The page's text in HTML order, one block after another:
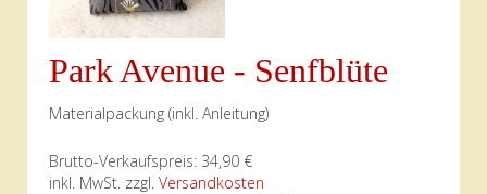
Park Avenue - Senfblüte
Materialpackung (inkl. Anleitung)
Brutto-Verkaufspreis: 34,90 €
inkl. MwSt. zzgl. Versandkosten